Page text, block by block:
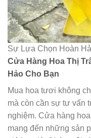
Sự Lựa Chọn Hoàn
Cửa Hàng Hoa Thị
Hảo Cho Bạn
Mua hoa tươi không
mà còn cần sự tư vấn
nghiệm. Cửa hàng
mang đến những sản